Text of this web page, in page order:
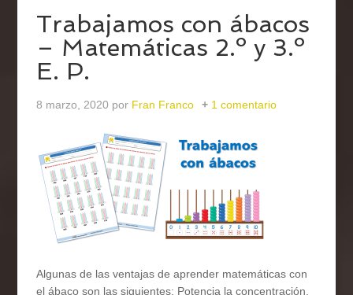
Trabajamos con ábacos
– Matemáticas 2.º y 3.º
E. P.
8 marzo, 2020 por Fran Franco 1 comentario
Algunas de las ventajas de aprender matemáticas con
el ábaco son las siguientes: Potencia la concentración.